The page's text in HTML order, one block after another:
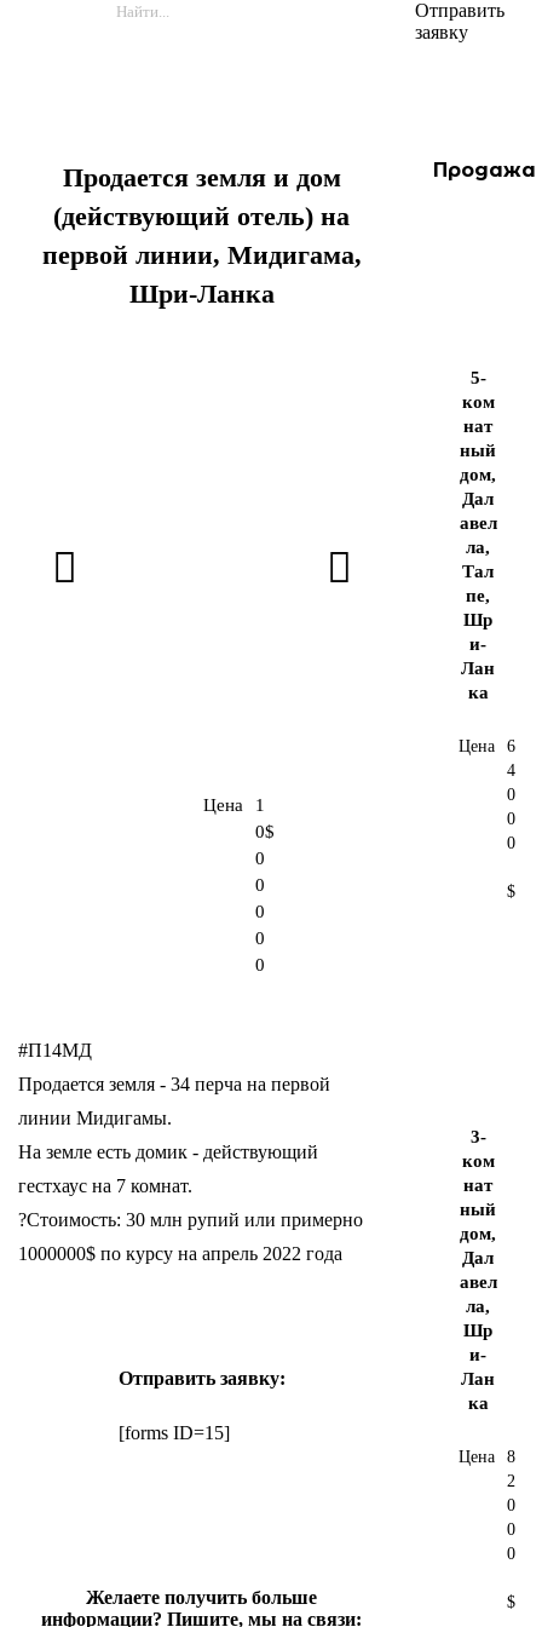
Отправить
заявку
Продается земля и дом
(действующий отель) на
первой линии, Мидигама,
Шри-Ланка
Цена
$
1
0
0
0
0
0
0
#П14МД
Продается земля - 34 перча на первой
линии Мидигамы.
На земле есть домик - действующий
гестхаус на 7 комнат.
?Стоимость: 30 млн рупий или примерно
1000000$ по курсу на апрель 2022 года
Отправить заявку:
[forms ID=15]
Желаете получить больше
информации? Пишите, мы на связи:
Продажа
5-
ком
нат
ный
дом,
Дал
авел
ла,
Тал
пе,
Шр
и-
Лан
ка
Цена
6
4
0
0
0
$
3-
ком
нат
ный
дом,
Дал
авел
ла,
Шр
и-
Лан
ка
Цена
8
2
0
0
0
$